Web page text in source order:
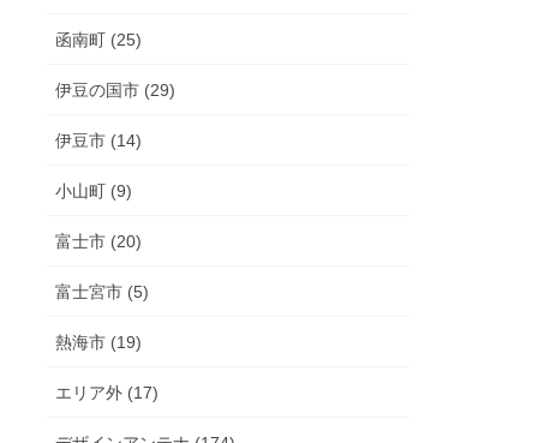
函南町 (25)
伊豆の国市 (29)
伊豆市 (14)
小山町 (9)
富士市 (20)
富士宮市 (5)
熱海市 (19)
エリア外 (17)